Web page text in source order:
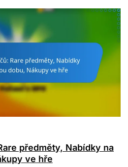
předměty, Nabídky na
ve hře